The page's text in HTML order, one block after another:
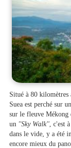
Situé à 80
Suea est perché sur
sur le fleuve Mékong
un ''Sky Walk'' , c'est
dans le vide, y a été
encore mieux du